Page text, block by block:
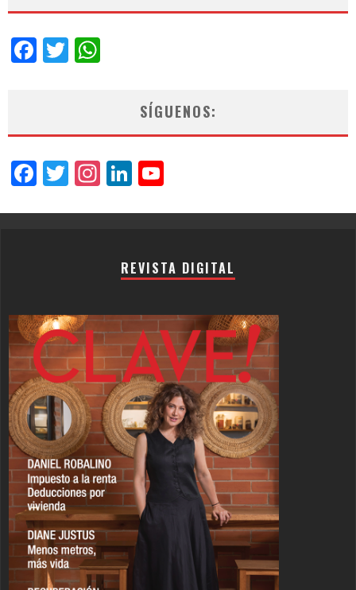
Facebook
Twitter
SÍGUENOS:
Facebook
Twitter
Instagram
LinkedIn
REVISTA DIGITAL